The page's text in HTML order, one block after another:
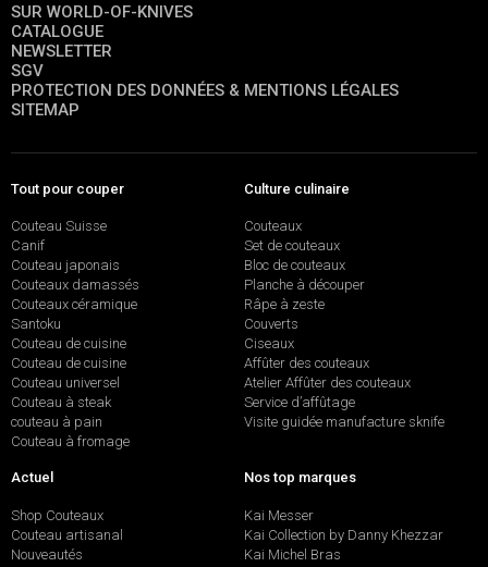
SUR WORLD-OF-KNIVES
CATALOGUE
NEWSLETTER
SGV
PROTECTION DES DONNÉES & MENTIONS LÉGALES
SITEMAP
Tout pour couper
Couteau Suisse
Canif
Couteau japonais
Couteaux damassés
Couteaux céramique
Santoku
Couteau de cuisine
Couteau de cuisine
Couteau universel
Couteau à steak
couteau à pain
Couteau à fromage
Culture culinaire
Couteaux
Set de couteaux
Bloc de couteaux
Planche à découper
Râpe à zeste
Couverts
Ciseaux
Affûter des couteaux
Atelier Affûter des couteaux
Service d’affûtage
Visite guidée manufacture sknife
Actuel
Shop Couteaux
Couteau artisanal
Nouveautés
Nos top marques
Kai Messer
Kai Collection by Danny Khezzar
Kai Michel Bras